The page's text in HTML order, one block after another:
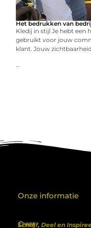
Het bedrukken van
Kledij in stijl Je hebt een
gebruikt voor jouw
klant. Jouw
...
Over
Schrijf, Deel en
Onze informatie